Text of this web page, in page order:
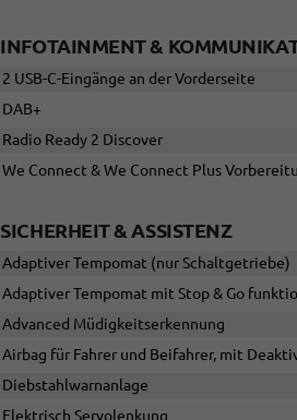
INFOTAINMENT &
2 USB-C-Eingänge an der Vorderseite
DAB+
Radio Ready 2 Discover
We Connect & We Connect Plus
SICHERHEIT & ASSISTENZ
Adaptiver Tempomat (nur Schaltgetriebe)
Adaptiver Tempomat mit Stop & Go
Advanced Müdigkeitserkennung
Airbag für Fahrer und Beifahrer, mit
Diebstahlwarnanlage
Elektrisch Servolenkung